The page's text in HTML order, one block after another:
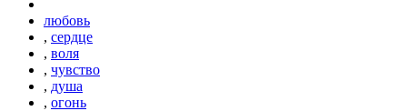
любовь
, сердце
, воля
, чувство
, душа
, огонь